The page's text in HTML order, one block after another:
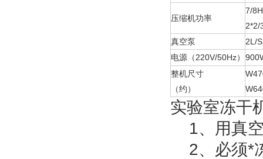
压缩机功率
7/
2*2/
真空泵
2L/S
电源（220V/50Hz）
整机尺寸
（约）
实验室冻干
1、用真空
2、必须*